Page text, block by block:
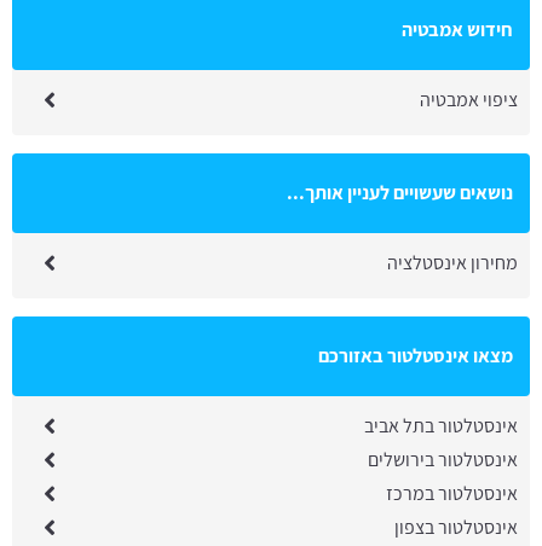
חידוש אמבטיה
ציפוי אמבטיה
נושאים שעשויים לעניין אותך...
מחירון אינסטלציה
מצאו אינסטלטור באזורכם
אינסטלטור בתל אביב
אינסטלטור בירושלים
אינסטלטור במרכז
אינסטלטור בצפון